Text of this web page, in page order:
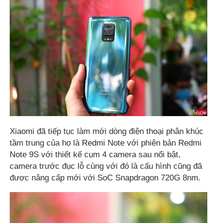
Xiaomi đã tiếp tục làm mới dòng điện thoại phân khúc
tầm trung của họ là Redmi Note với phiên bản Redmi
Note 9S với thiết kế cụm 4 camera sau nổi bật,
camera trước đục lỗ cùng với đó là cấu hình cũng đã
được nâng cấp mới với SoC Snapdragon 720G 8nm.